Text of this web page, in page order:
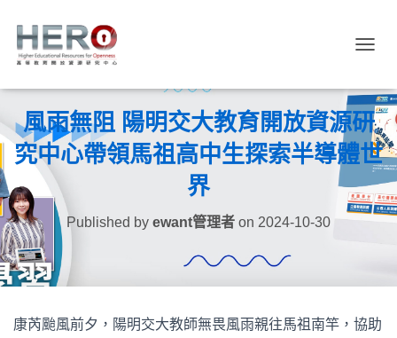
風雨無阻 陽明交大教育開放資源研
究中心帶領馬祖高中生探索半導體世
界
Published by ewant管理者 on 2024-10-30
康芮颱風前夕，陽明交大教師無畏風雨親往馬祖南竿，協助